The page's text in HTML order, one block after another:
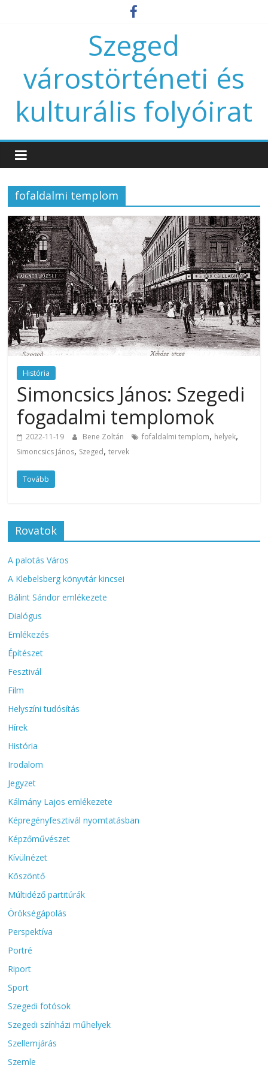
Szeged
várostörténeti és
kulturális folyóirat
fofaldalmi templom
História
Simoncsics János: Szegedi
fogadalmi templomok
2022-11-19 Bene Zoltán fofaldalmi templom, helyek,
Simoncsics János, Szeged,tervek
Tovább
Rovatok
A palotás Város
A Klebelsberg könyvtár kincsei
Bálint Sándor emlékezete
Dialógus
Emlékezés
Építészet
Fesztivál
Film
Helyszíni tudósítás
Hírek
História
Irodalom
Jegyzet
Kálmány Lajos emlékezete
Képregényfesztivál nyomtatásban
Képzőművészet
Kívülnézet
Köszöntő
Múltidéző partitúrák
Örökségápolás
Perspektíva
Portré
Riport
Sport
Szegedi fotósok
Szegedi színházi műhelyek
Szellemjárás
Szemle